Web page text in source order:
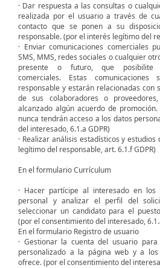
· Dar respuesta a las consultas o
realizada por el usuario a través de
contacto que se ponen a su
responsable. (por el interés legítimo del
· Enviar comunicaciones comerciales
SMS, MMS, redes sociales o cualquier
presente o futuro, que posibilite
comerciales. Estas
responsable y estarán relacionadas con
de sus colaboradores o
alcanzado algún acuerdo de
nunca tendrán acceso a los datos
del interesado, 6.1.a GDPR)
· Realizar análisis estadísticos y
legítimo del responsable, art. 6.1.f GDPR)
En el formulario Currículum
· Hacer partícipe al interesado en los
personal y analizar el perfil del
seleccionar un candidato para el
(por el consentimiento del interesado,
En el formulario Registro de usuario
· Gestionar la cuenta del usuario
personalizado a la página web y a
ofrece. (por el consentimiento del